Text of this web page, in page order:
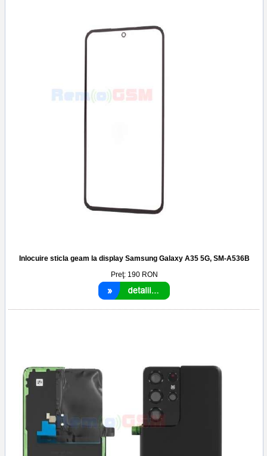
Inlocuire sticla geam la display Samsung Galaxy A35 5G, SM-A536B
Preţ: 190 RON